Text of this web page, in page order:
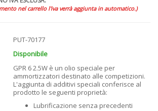
nel carrello l'iva verrà aggiunta in automatico.)
PUT-70177
Disponibile
GPR 6 2.5W è un olio speciale per
ammortizzatori destinato alle competizioni.
L'aggiunta di additivi speciali conferisce al
prodotto le seguenti proprietà:
Lubrificazione senza precedenti